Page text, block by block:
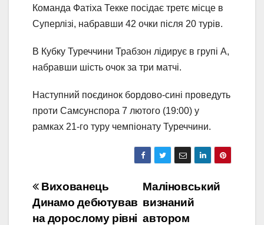
Команда Фатіха Текке посідає третє місце в
Суперлізі, набравши 42 очки після 20 турів.
В Кубку Туреччини Трабзон лідирує в групі А,
набравши шість очок за три матчі.
Наступний поєдинок бордово-сині проведуть
проти Самсунспора 7 лютого (19:00) у
рамках 21-го туру чемпіонату Туреччини.
Навігація
записів
Маліновський
визнаний
автором
Вихованець
Динамо дебютував
на дорослому рівні